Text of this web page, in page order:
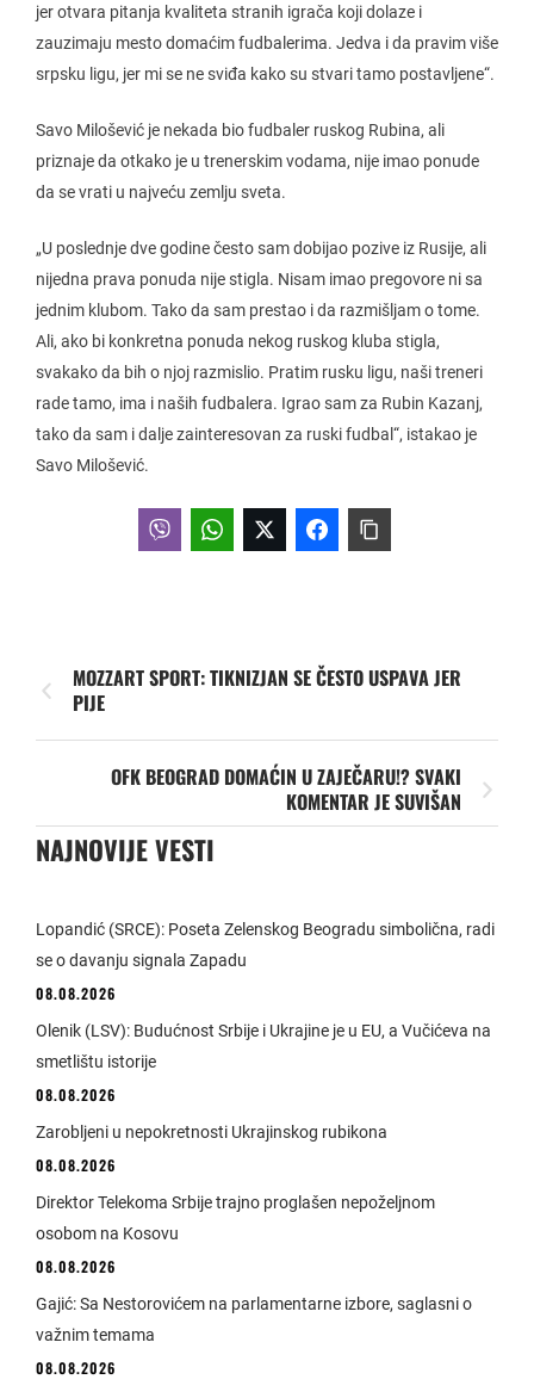
jer otvara pitanja kvaliteta stranih igrača koji dolaze i
zauzimaju mesto domaćim fudbalerima. Jedva i da pravim više
srpsku ligu, jer mi se ne sviđa kako su stvari tamo postavljene“.
Savo Milošević je nekada bio fudbaler ruskog Rubina, ali
priznaje da otkako je u trenerskim vodama, nije imao ponude
da se vrati u najveću zemlju sveta.
„U poslednje dve godine često sam dobijao pozive iz Rusije, ali
nijedna prava ponuda nije stigla. Nisam imao pregovore ni sa
jednim klubom. Tako da sam prestao i da razmišljam o tome.
Ali, ako bi konkretna ponuda nekog ruskog kluba stigla,
svakako da bih o njoj razmislio. Pratim rusku ligu, naši treneri
rade tamo, ima i naših fudbalera. Igrao sam za Rubin Kazanj,
tako da sam i dalje zainteresovan za ruski fudbal“, istakao je
Savo Milošević.
MOZZART SPORT: TIKNIZJAN SE ČESTO USPAVA JER
PIJE
OFK BEOGRAD DOMAĆIN U ZAJEČARU!? SVAKI
KOMENTAR JE SUVIŠAN
NAJNOVIJE VESTI
Lopandić (SRCE): Poseta Zelenskog Beogradu simbolična, radi
se o davanju signala Zapadu
08.08.2026
Olenik (LSV): Budućnost Srbije i Ukrajine je u EU, a Vučićeva na
smetlištu istorije
08.08.2026
Zarobljeni u nepokretnosti Ukrajinskog rubikona
08.08.2026
Direktor Telekoma Srbije trajno proglašen nepoželjnom
osobom na Kosovu
08.08.2026
Gajić: Sa Nestorovićem na parlamentarne izbore, saglasni o
važnim temama
08.08.2026